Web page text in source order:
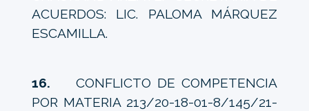
ACUERDOS: LIC. PALOMA MÁRQUEZ
ESCAMILLA.
16.
CONFLICTO DE COMPETENCIA
POR MATERIA 213/20-18-01-8/145/21-